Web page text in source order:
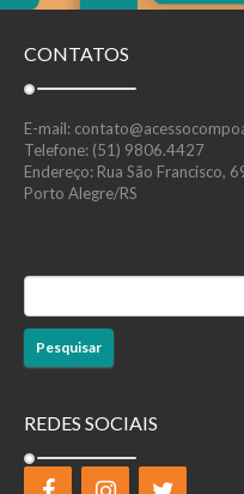
CONTATOS
E-mail:
Telefone: (51) 9806.4427
Endereço: Rua São Francisco,
Porto Alegre/RS
por:
REDES SOCIAIS